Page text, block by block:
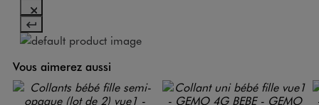
Vous aimerez aussi